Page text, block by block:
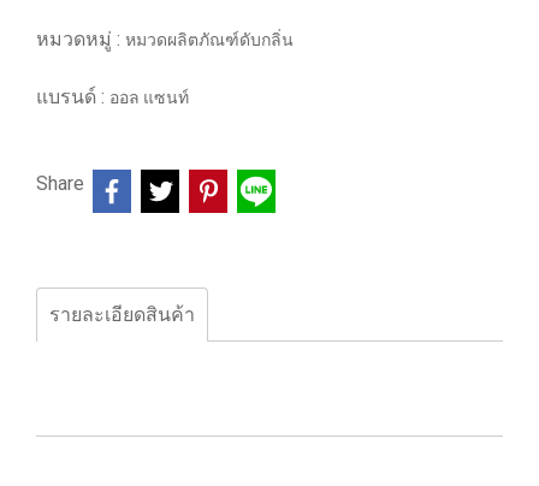
หมวดหมู่ : หมวดผลิตภัณฑ์ดับกลิ่น
แบรนด์ : ออล แซนท์
Share
รายละเอียดสินค้า